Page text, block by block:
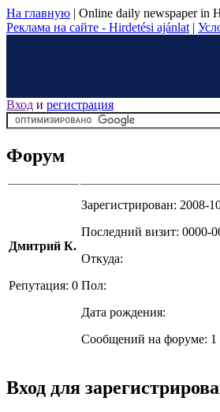
На главную | Online daily newspaper in
Реклама на сайте - Hirdetési ajánlat |
Вход и регистрация
Форум
Дмитрий К.
Репутация: 0
Зарегистрирован: 2008-
Последний визит: 0000-
Откуда:
Пол:
Дата рождения:
Сообщений на форуме: 1
Вход для